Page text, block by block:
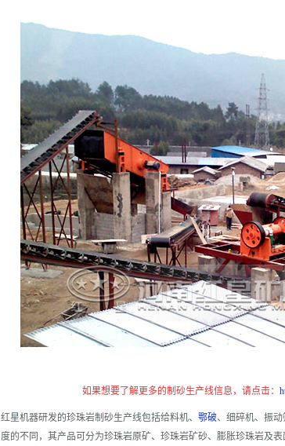
如果想要了解更多的制砂生产线信息，请点击：
红星机器研发的珍珠岩制砂生产线包括给料机、 鄂破、细碎机、振
度的不同，其产品可分为珍珠岩原矿、珍珠岩矿砂、膨胀珍珠岩及